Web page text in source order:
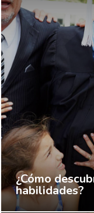
¿Cómo
habilidades?